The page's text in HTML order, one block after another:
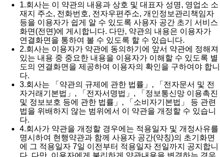
1.회사는 이 약관의 내용과 상호 및 대표자 성명, 영업소 소
재지 주소, 전화번호, 전자우편주소, 개인정보관리책임자
등을 이용자가 쉽게 알 수 있도록 사용자 공간 초기 서비스
화면(전면)에 게시합니다. 다만, 약관의 내용은 이용자가
연결화면을 통하여 볼 수 있도록 할 수 있습니다.
2.회사는 이용자가 약관에 동의하기에 앞서 약관에 정해져
있는 내용 중 중요한 내용을 이용자가 이해할 수 있도록 별
도의 연결화면을 제공하여 이용자의 확인을 구하여야 합니
다.
3.회사는 「약관의 규제에 관한 법률」, 「전자문서 및 전
자거래기본법」, 「전자서명법」, 「정보통신망 이용촉진
및 정보보호 등에 관한 법률」, 「소비자기본법」 등 관련
법을 위배하지 않는 범위에서 이 약관을 개정할 수 있습니
다.
4.회사가 약관을 개정할 경우에는 적용일자 및 개정사유를
명시하여 현행약관과 함께 사용자 공간(약칭)의 초기화면
에 그 적용일자 7일 이전부터 적용일자 전일까지 공지합니